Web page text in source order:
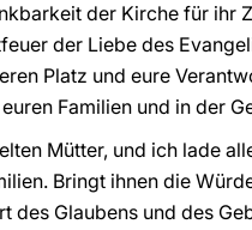
der Kirche für ihr
der Liebe des
Platz und eure
Familien und in der
Mütter, und ich lade
Bringt ihnen die
des Glaubens und des